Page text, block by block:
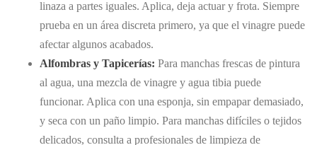
linaza a partes iguales. Aplica, deja actuar y frota. Siempre
prueba en un área discreta primero, ya que el vinagre puede
afectar algunos acabados.
Alfombras y Tapicerías: Para manchas frescas de pintura
al agua, una mezcla de vinagre y agua tibia puede
funcionar. Aplica con una esponja, sin empapar demasiado,
y seca con un paño limpio. Para manchas difíciles o tejidos
delicados, consulta a profesionales de limpieza de